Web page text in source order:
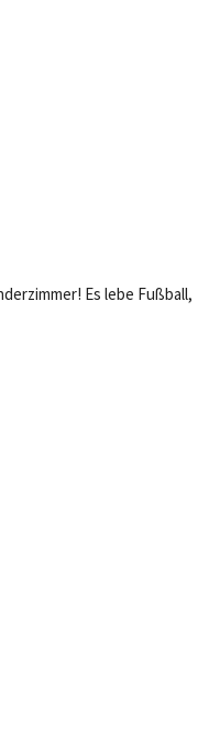
Es lebe Fußball,